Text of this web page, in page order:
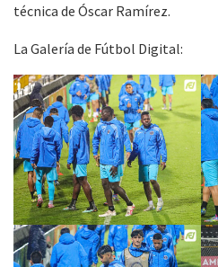
técnica de Óscar Ramírez.
La Galería de Fútbol Digital: